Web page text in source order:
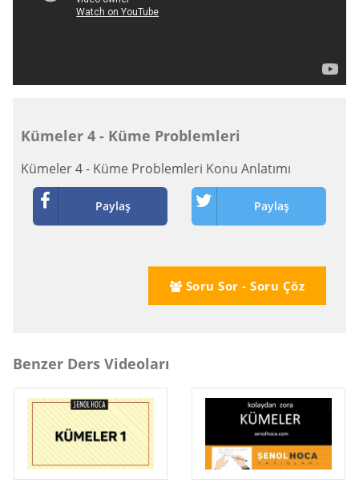
Kümeler 4 - Küme Problemleri
Kümeler 4 - Küme Problemleri Konu Anlatımı
Paylaş Paylaş
Soru Sor - Soru Çöz
Benzer Ders Videoları